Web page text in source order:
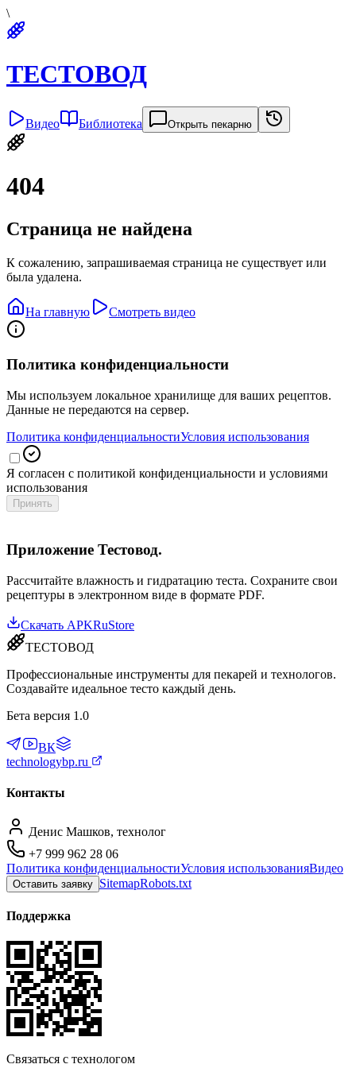
\
ТЕСТОВОД
Видео Библиотека Открыть пекарню
404
Страница не найдена
К сожалению, запрашиваемая страница не существует или
была удалена.
На главную Смотреть видео
Политика конфиденциальности
Мы используем локальное хранилище для ваших рецептов.
Данные не передаются на сервер.
Политика конфиденциальностиУсловия использования
Я согласен с политикой конфиденциальности и условиями
использования
Принять
Приложение Тестовод.
Рассчитайте влажность и гидратацию теста. Сохраните свои
рецептуры в электронном виде в формате PDF.
Скачать APKRuStore
ТЕСТОВОД
Профессиональные инструменты для пекарей и технологов.
Создавайте идеальное тесто каждый день.
Бета версия 1.0
ВК
technologybp.ru
Контакты
Денис Машков, технолог
+7 999 962 28 06
Политика конфиденциальностиУсловия использованияВидео
Оставить заявку SitemapRobots.txt
Поддержка
Связаться с технологом